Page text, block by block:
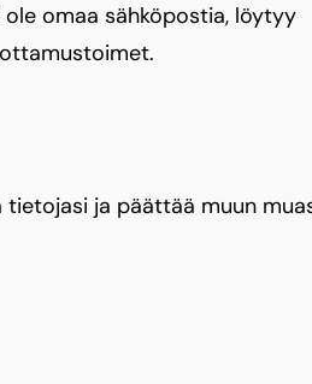
omaa sähköpostia, löytyy
ja päättää muun